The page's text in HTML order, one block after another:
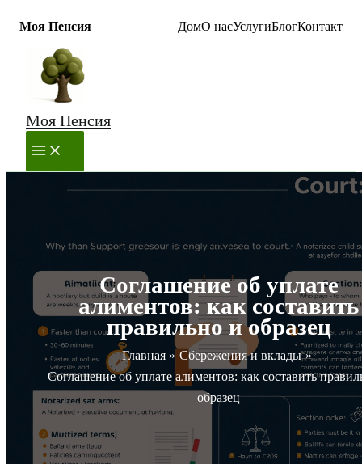
Моя Пенсия ДомО насУслугиБлогКонтакт
Перейти
содержимому
Моя Пенсия
MAIN
MENU
Соглашение об уплате
алиментов: как составить
правильно и образец
Главная
Сбережения и вклады
Соглашение об уплате алиментов: как составить
образец